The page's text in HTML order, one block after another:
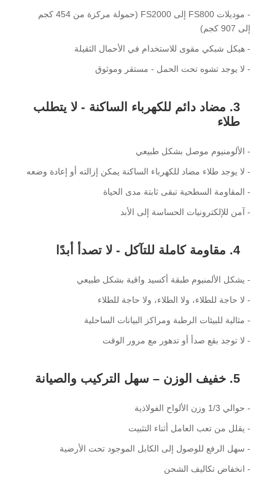
- موديلات FS800 إلى FS2000 (حمولة مركزة من 454 كجم
إلى 907 كجم)
- هيكل شبكي مقوى للاستخدام في الأحمال الثقيلة
- لا يوجد تشوه تحت الحمل - مستقر وموثوق
3. مضاد دائم للكهرباء الساكنة - لا يتطلب
طلاء
- الألومنيوم موصل بشكل طبيعي
- لا يوجد طلاء مضاد للكهرباء الساكنة يمكن إزالته أو إعادة وضعه
- المقاومة السطحية تبقى ثابتة مدى الحياة
- آمن للإلكترونيات الحساسة إلى الأبد
4. مقاومة كاملة للتآكل - لا تصدأ أبدًا
- يشكل الألمنيوم طبقة أكسيد واقية بشكل طبيعي
- لا حاجة للطلاء، ولا الطلاء، ولا حاجة للطلاء
- مثالية للبيئات الرطبة ومراكز البيانات الساحلية
- لا توجد بقع صدأ أو تدهور مع مرور الوقت
5. خفيف الوزن – سهل التركيب والصيانة
- حوالي 1/3 وزن الألواح الفولاذية
- يقلل من تعب العامل أثناء التثبيت
- سهل الرفع للوصول إلى الكابل الموجود تحت الأرضية
- انخفاض تكاليف الشحن